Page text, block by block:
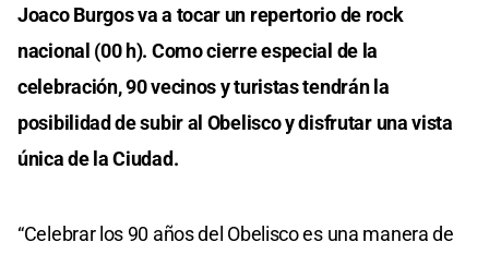
Joaco Burgos va a tocar un repertorio de rock
nacional (00 h). Como cierre especial de la
celebración, 90 vecinos y turistas tendrán la
posibilidad de subir al Obelisco y disfrutar una vista
única de la Ciudad.
“Celebrar los 90 años del Obelisco es una manera de